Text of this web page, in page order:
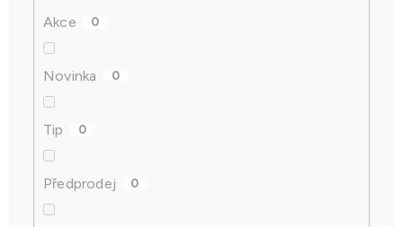
Akce 0
Novinka 0
Tip 0
Předprodej 0